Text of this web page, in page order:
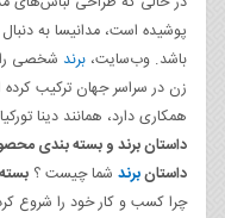
پوشیده است، مدانیسا به
باشد. وب‌سایت، برند شخصی را
همکاری دارد، همانند دینا
داستان برند و بسته بندی
داستانبرند شما چیست ؟
چرا کسب و کار خود را شروع